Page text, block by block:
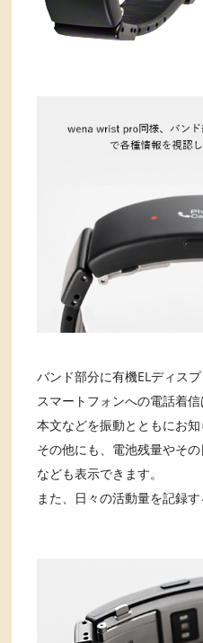
バンド部分に有機ELディスプ
スマートフォンへの電話着
本文などを振動とともにお知
その他にも、電池残量やそ
なども表示できます。
また、日々の活動量を記録す